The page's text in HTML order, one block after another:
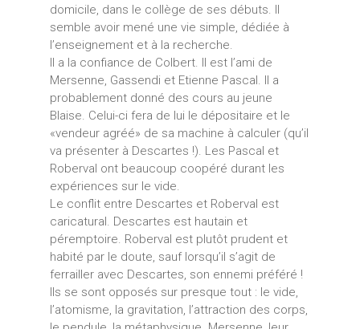
domicile, dans le collège de ses débuts. Il
semble avoir mené une vie simple, dédiée à
l’enseignement et à la recherche.
Il a la confiance de Colbert. Il est l’ami de
Mersenne, Gassendi et Etienne Pascal. Il a
probablement donné des cours au jeune
Blaise. Celui-ci fera de lui le dépositaire et le
«vendeur agréé» de sa machine à calculer (qu’il
va présenter à Descartes !). Les Pascal et
Roberval ont beaucoup coopéré durant les
expériences sur le vide.
Le conflit entre Descartes et Roberval est
caricatural. Descartes est hautain et
péremptoire. Roberval est plutôt prudent et
habité par le doute, sauf lorsqu’il s’agit de
ferrailler avec Descartes, son ennemi préféré !
Ils se sont opposés sur presque tout : le vide,
l’atomisme, la gravitation, l’attraction des corps,